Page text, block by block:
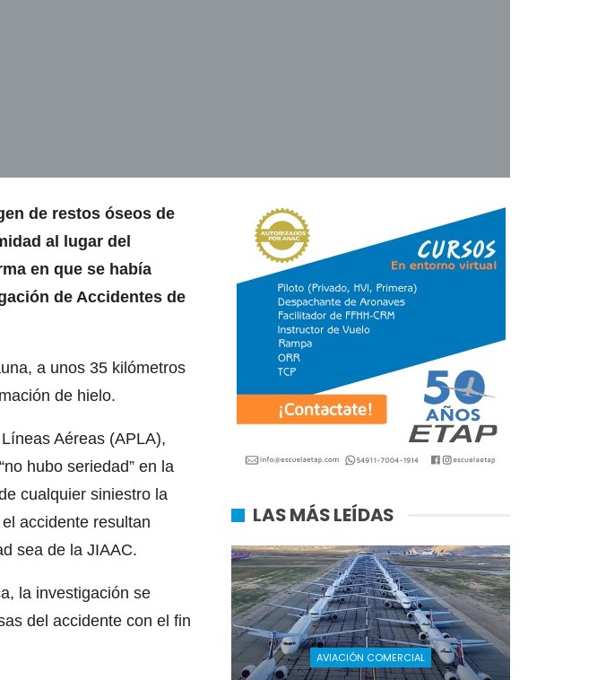
de restos óseos de
al lugar del
en que se había
de Accidentes de
a unos 35 kilómetros
de hielo.
Aéreas (APLA),
hubo seriedad” en la
cualquier siniestro la
accidente resultan
sea de la JIAAC.
la investigación se
del accidente con el fin
LAS MÁS LEÍDAS
AVIACIÓN COMERCIAL